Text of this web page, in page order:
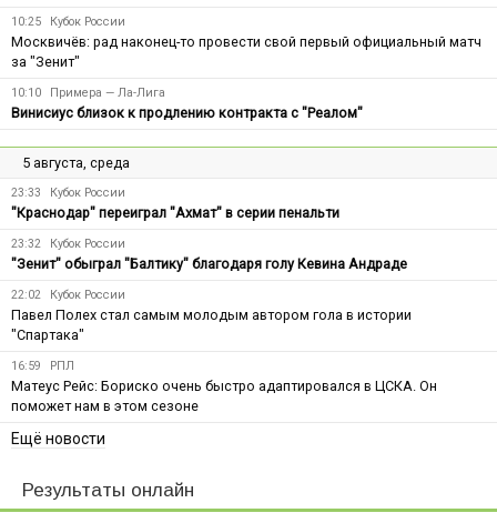
10:25 Кубок России
Москвичёв: рад наконец-то провести свой первый официальный матч
за "Зенит"
10:10 Примера — Ла-Лига
Винисиус близок к продлению контракта с "Реалом"
5 августа, среда
23:33 Кубок России
"Краснодар" переиграл "Ахмат" в серии пенальти
23:32 Кубок России
"Зенит" обыграл "Балтику" благодаря голу Кевина Андраде
22:02 Кубок России
Павел Полех стал самым молодым автором гола в истории
"Спартака"
16:59 РПЛ
Матеус Рейс: Бориско очень быстро адаптировался в ЦСКА. Он
поможет нам в этом сезоне
Ещё новости
Результаты онлайн